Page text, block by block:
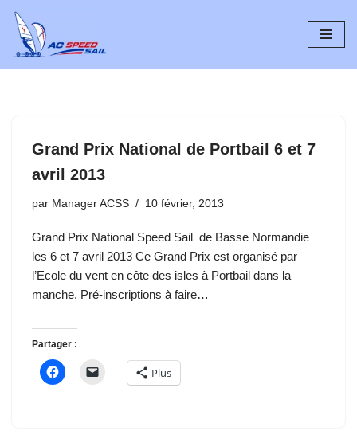
Aller
au
Grand Prix National de Portbail 6 et 7
avril 2013
par Manager ACSS 10 février, 2013
Grand Prix National Speed Sail de Basse Normandie
les 6 et 7 avril 2013 Ce Grand Prix est organisé par
l’Ecole du vent en côte des isles à Portbail dans la
manche. Pré-inscriptions à faire…
Partager :
Plus